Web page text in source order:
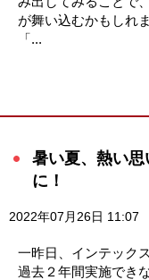
が舞い込むかもしれ
「...
暑い夏、熱い思
に！
2022年07月26日 11:07
一昨日、インテック
過去２年間実施でき